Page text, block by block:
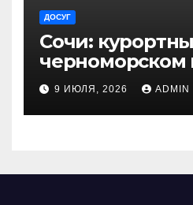
ДОСУГ
Сочи:
черноморском
9 ИЮЛЯ, 2026 ADMIN